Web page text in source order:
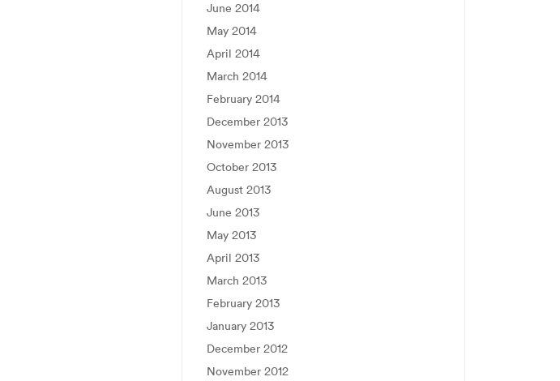
June 2014
May 2014
April 2014
March 2014
February 2014
December 2013
November 2013
October 2013
August 2013
June 2013
May 2013
April 2013
March 2013
February 2013
January 2013
December 2012
November 2012